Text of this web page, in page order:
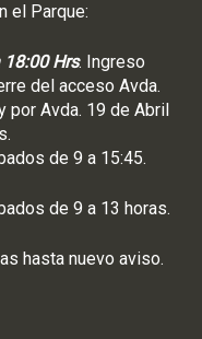
el Parque:
18:00 Hrs. Ingreso
del acceso Avda.
por Avda. 19 de Abril
de 9 a 15:45.
de 9 a 13 horas.
hasta nuevo aviso.